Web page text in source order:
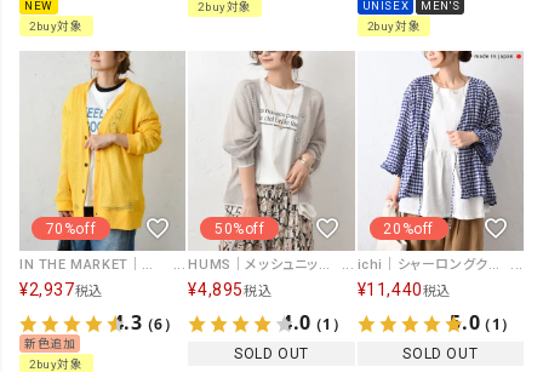
NEW
2buy対象
2buy対象 UNISEX
MEN'S
2buy対象
70%off
IN THE MARKET｜カラーメッシュカーティガン [[IN-076]][C]
¥2,937税込
4.3（6）
新色追加
2buy対象
50%off
HUMS｜メッシュニットカーデ [[RNK-2664]][C]
¥4,895税込
4.0（1）
SOLD OUT
20%off
ichi｜シャーロングクロスカーディガン [[251106]][C]
¥11,440税込
5.0（1）
SOLD OUT